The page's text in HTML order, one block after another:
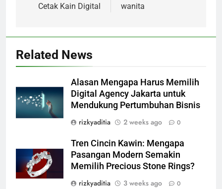
Cetak Kain Digital
wanita
Related News
Alasan Mengapa Harus Memilih
Digital Agency Jakarta untuk
Mendukung Pertumbuhan Bisnis
rizkyaditia
2 weeks ago 0
Tren Cincin Kawin: Mengapa
Pasangan Modern Semakin
Memilih Precious Stone Rings?
rizkyaditia
3 weeks ago 0